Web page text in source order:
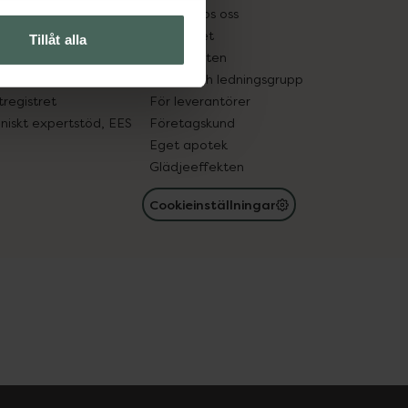
Tillåt alla
expertstöd, EES
Jobba hos oss
Hållbarhet
Samarbeten
Ägare och ledningsgrupp
För leverantörer
Företagskund
Eget apotek
Glädjeeffekten
Cookieinställningar